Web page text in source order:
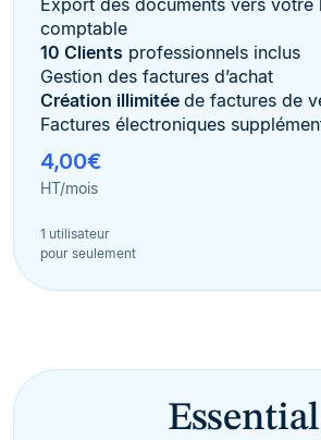
comptable
10 Clients professionnels inclus
Gestion des factures d’achat
Création illimitée de factures de
Factures électroniques
4,00€
HT/mois
1 utilisateur
pour seulement
Essential